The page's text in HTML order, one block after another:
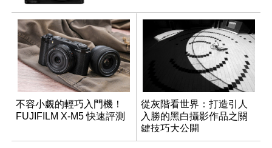
不容小覷的輕巧入門機！
FUJIFILM X-M5 快速評測
從灰階看世界：打造引人
入勝的黑白攝影作品之關
鍵技巧大公開